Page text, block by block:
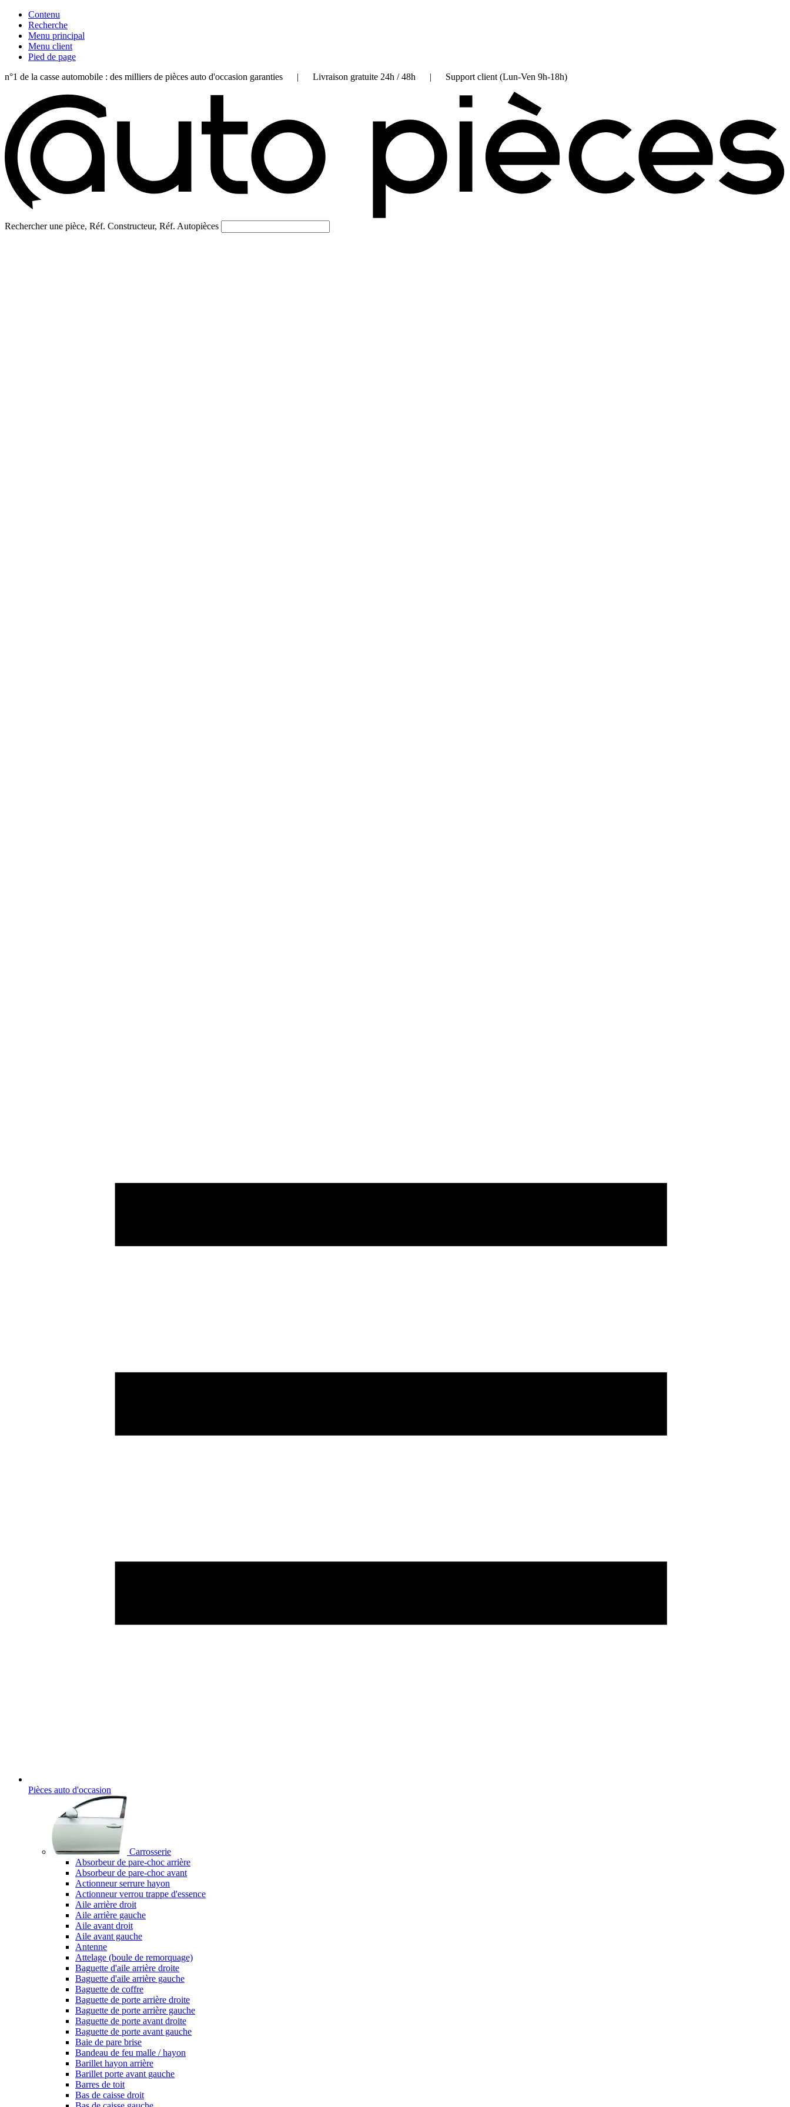
Contenu
Recherche
Menu principal
Menu client
Pied de page
n°1 de la casse automobile : des milliers de pièces auto d'occasion garanties | Livraison gratuite 24h / 48h | Support client (Lun-Ven 9h-18h)
Rechercher une pièce, Réf. Constructeur, Réf. Autopièces
Pièces auto d'occasion
Carrosserie
Absorbeur de pare-choc arrière
Absorbeur de pare-choc avant
Actionneur serrure hayon
Actionneur verrou trappe d'essence
Aile arrière droit
Aile arrière gauche
Aile avant droit
Aile avant gauche
Antenne
Attelage (boule de remorquage)
Baguette d'aile arrière droite
Baguette d'aile arrière gauche
Baguette de coffre
Baguette de porte arrière droite
Baguette de porte arrière gauche
Baguette de porte avant droite
Baguette de porte avant gauche
Baie de pare brise
Bandeau de feu malle / hayon
Barillet hayon arrière
Barillet porte avant gauche
Barres de toit
Bas de caisse droit